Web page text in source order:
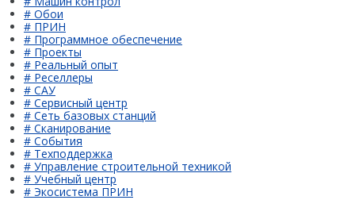
# Обои
# ПРИН
# Программное обеспечение
# Проекты
# Реальный опыт
# Реселлеры
# САУ
# Сервисный центр
# Сеть базовых станций
# Сканирование
# События
# Техподдержка
# Управление строительной техникой
# Учебный центр
# Экосистема ПРИН